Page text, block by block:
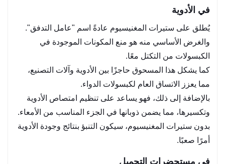
في الأدوية
يُطلق على ستيرات المغنيسيوم عادةً اسم "عامل التدفق".
والغرض الأساسي منه هو منع المكونات الموجودة في
الكبسولات من التكتل معًا.
كما يشكل هذا المسحوق حاجزًا بين الأدوية وآلات التصنيع،
مما يعزز الاتساق العام لكبسولات الدواء.
بالإضافة إلى ذلك، فهو يساعد على تنظيم امتصاص الأدوية
وتكسيرها، مما يضمن ذوبانها في الجزء المناسب من الأمعاء.
بدون ستيرات المغنيسيوم، سيكون التنبؤ بنتائج وجودة الأدوية
أمرًا صعبًا.
في مستحضرات التجميل